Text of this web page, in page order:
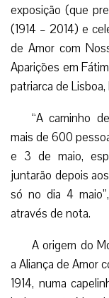
exposição (que
(1914 – 2014) e
de Amor com
Aparições em
patriarca de
“A caminho
mais de 600
e 3 de maio,
juntarão depois
só no dia 4
através de nota.
A origem do
a Aliança de Amor
1914, numa